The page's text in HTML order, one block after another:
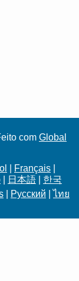
com Global
Français
日本語
한국
Русский |ไทย